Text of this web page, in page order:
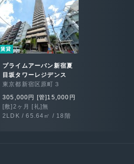
賃貸
プライムアーバン新宿夏
目坂タワーレジデンス
東京都新宿区原町３
305,000円 [管]15,000円
[敷]2ヶ月 [礼]無
2LDK / 65.64㎡ / 18階